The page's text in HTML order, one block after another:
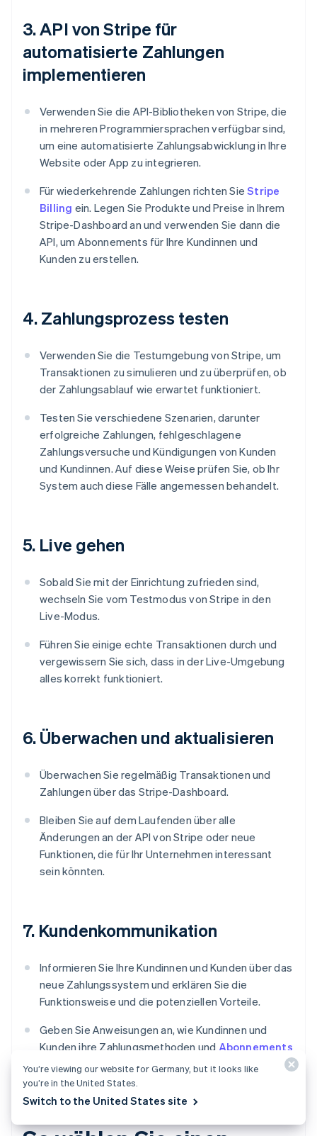
3. API von Stripe für
automatisierte Zahlungen
implementieren
Verwenden Sie die API-Bibliotheken von Stripe, die
in mehreren Programmiersprachen verfügbar sind,
um eine automatisierte Zahlungsabwicklung in Ihre
Website oder App zu integrieren.
Für wiederkehrende Zahlungen richten SieStripe
Billing ein. Legen Sie Produkte und Preise in Ihrem
Stripe-Dashboard an und verwenden Sie dann die
API, um Abonnements für Ihre Kundinnen und
Kunden zu erstellen.
4. Zahlungsprozess testen
Verwenden Sie die Testumgebung von Stripe, um
Transaktionen zu simulieren und zu überprüfen, ob
der Zahlungsablauf wie erwartet funktioniert.
Testen Sie verschiedene Szenarien, darunter
erfolgreiche Zahlungen, fehlgeschlagene
Zahlungsversuche und Kündigungen von Kunden
und Kundinnen. Auf diese Weise prüfen Sie, ob Ihr
System auch diese Fälle angemessen behandelt.
5. Live gehen
Sobald Sie mit der Einrichtung zufrieden sind,
wechseln Sie vom Testmodus von Stripe in den
Live-Modus.
Führen Sie einige echte Transaktionen durch und
vergewissern Sie sich, dass in der Live-Umgebung
alles korrekt funktioniert.
6. Überwachen und aktualisieren
Überwachen Sie regelmäßig Transaktionen und
Zahlungen über das Stripe-Dashboard.
Bleiben Sie auf dem Laufenden über alle
Änderungen an der API von Stripe oder neue
Funktionen, die für Ihr Unternehmen interessant
sein könnten.
7. Kundenkommunikation
Informieren Sie Ihre Kundinnen und Kunden über das
neue Zahlungssystem und erklären Sie die
Funktionsweise und die potenziellen Vorteile.
Geben Sie Anweisungen an, wie Kundinnen und
Kunden ihre Zahlungsmethoden und Abonnements
verwalten können.
You’re viewing our website for Germany, but it looks like
you’re in the United States.
Switch to the United States site